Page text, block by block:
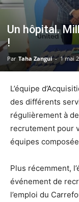
Un hôpital.
!
Par Taha Zangui - 1 mai
L’équipe
des différents
régulièrement à
recrutement pour
équipes
Plus récemment,
événement de
l’emploi du